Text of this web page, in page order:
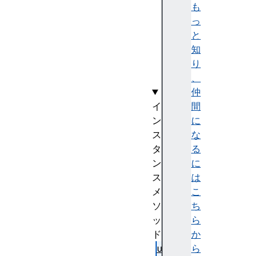
も
っ
と
知
り
、
仲
間
に
な
る
に
は
こ
ち
ら
か
ら
イ
ン
ス
タ
ン
ス
メ
ソ
ッ
ド
up